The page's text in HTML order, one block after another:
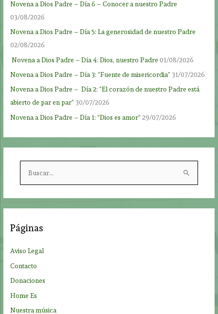
Novena a Dios Padre – Día 6 – Conocer a nuestro Padre
03/08/2026
Novena a Dios Padre – Día 5: La generosidad de nuestro Padre
02/08/2026
Novena a Dios Padre – Día 4: Dios, nuestro Padre 01/08/2026
Novena a Dios Padre – Día 3: “Fuente de misericordia” 31/07/2026
Novena a Dios Padre – Día 2: “El corazón de nuestro Padre está
abierto de par en par” 30/07/2026
Novena a Dios Padre – Día 1: “Dios es amor” 29/07/2026
r
:
Páginas
Aviso Legal
Contacto
Donaciones
Home Es
Nuestra música